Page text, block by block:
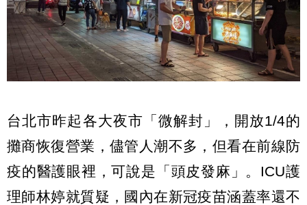
台北市昨起各大夜市「微解封」，開放1/4的
攤商恢復營業，儘管人潮不多，但看在前線防
疫的醫護眼裡，可說是「頭皮發麻」。ICU護
理師林婷就質疑，國內在新冠疫苗涵蓋率還不